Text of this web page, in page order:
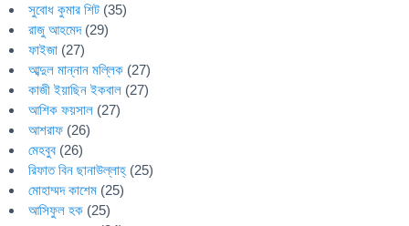
সুবোধ কুমার শিট (35)
রাজু আহমেদ(29)
ফাইজা (27)
আব্দুল মান্নান মল্লিক (27)
কাজী ইয়াছিন ইকবাল (27)
আশিক ফয়সাল (27)
আশরাফ (26)
মেহবুব (26)
রিফাত বিন ছানাউল্লাহ্ (25)
মোহাম্মদ কাশেম (25)
আসিফুল হক (25)